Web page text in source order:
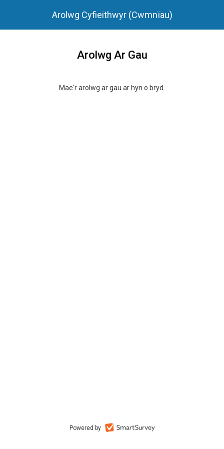
Arolwg Cyfieithwyr (Cwmnïau)
Arolwg Ar Gau
Mae'r arolwg ar gau ar hyn o bryd.
Powered by